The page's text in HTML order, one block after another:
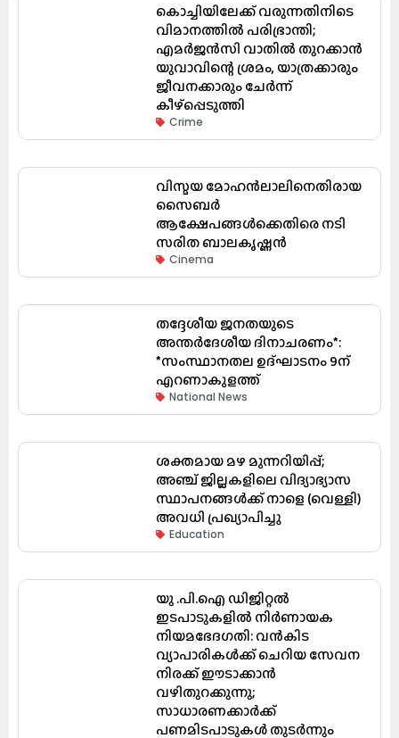
കൊച്ചിയിലേക്ക് വരുന്നതിനിടെ
വിമാനത്തിൽ പരിഭ്രാന്തി;
എമർജൻസി വാതിൽ തുറക്കാൻ
യുവാവിന്റെ ശ്രമം, യാത്രക്കാരും
ജീവനക്കാരും ചേർന്ന്
കീഴ്പ്പെടുത്തി
Crime
വിസ്മയ മോഹൻലാലിനെതിരായ
സൈബർ
ആക്ഷേപങ്ങൾക്കെതിരെ നടി
സരിത ബാലകൃഷ്ണൻ
Cinema
തദ്ദേശീയ ജനതയുടെ
അന്തർദേശീയ ദിനാചരണം*:
*സംസ്ഥാനതല ഉദ്ഘാടനം 9ന്
എറണാകുളത്ത്
National News
ശക്തമായ മഴ മുന്നറിയിപ്പ്;
അഞ്ച് ജില്ലകളിലെ വിദ്യാഭ്യാസ
സ്ഥാപനങ്ങൾക്ക് നാളെ (വെള്ളി)
അവധി പ്രഖ്യാപിച്ചു
Education
യു .പി.ഐ ഡിജിറ്റൽ
ഇടപാടുകളിൽ നിർണായക
നിയമഭേദഗതി: വൻകിട
വ്യാപാരികൾക്ക് ചെറിയ സേവന
നിരക്ക് ഈടാക്കാൻ
വഴിതുറക്കുന്നു;
സാധാരണക്കാർക്ക്
പണമിടപാടുകൾ തുടർന്നും